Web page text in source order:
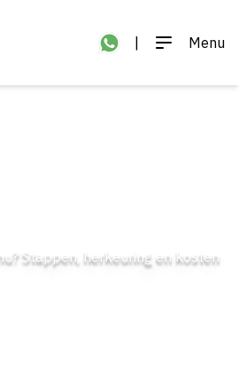
Menu
Stappen, herkeuring en kosten